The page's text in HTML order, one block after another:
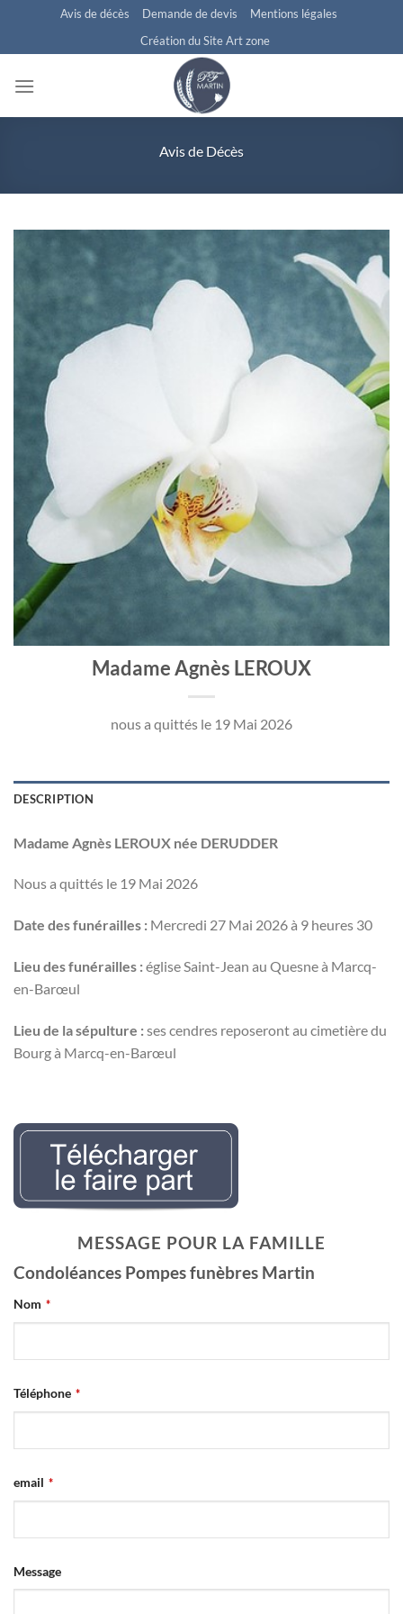
contenu
Avis de décès Demande de devis
Mentions légales
Création du Site Art zone
Avis de Décès
Madame Agnès LEROUX
nous a quittés le 19 Mai 2026
DESCRIPTION
Madame Agnès LEROUX née DERUDDER
Nous a quittés le 19 Mai 2026
Date des funérailles : Mercredi 27 Mai 2026 à 9 heures 30
Lieu des funérailles :église Saint-Jean au Quesne à Marcq-
en-Barœul
Lieu de la sépulture :ses cendres reposeront au cimetière du
Bourg à Marcq-en-Barœul
MESSAGE POUR LA FAMILLE
Condoléances Pompes funèbres Martin
Nom *
Téléphone *
Email
Address *
email *
Message